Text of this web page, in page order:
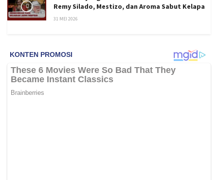
Remy Silado, Mestizo, dan Aroma Sabut Kelapa
31 MEI 2026